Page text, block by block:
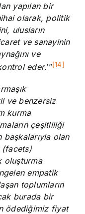
yapılan bir
olarak, politik
ulusların
ve sanayinin
ve
eder.’”[14]
ve benzersiz
kurma
çeşitliliği
olan
(facets)
oluşturma
empatik
toplumların
burada bir
ödediğimiz fiyat